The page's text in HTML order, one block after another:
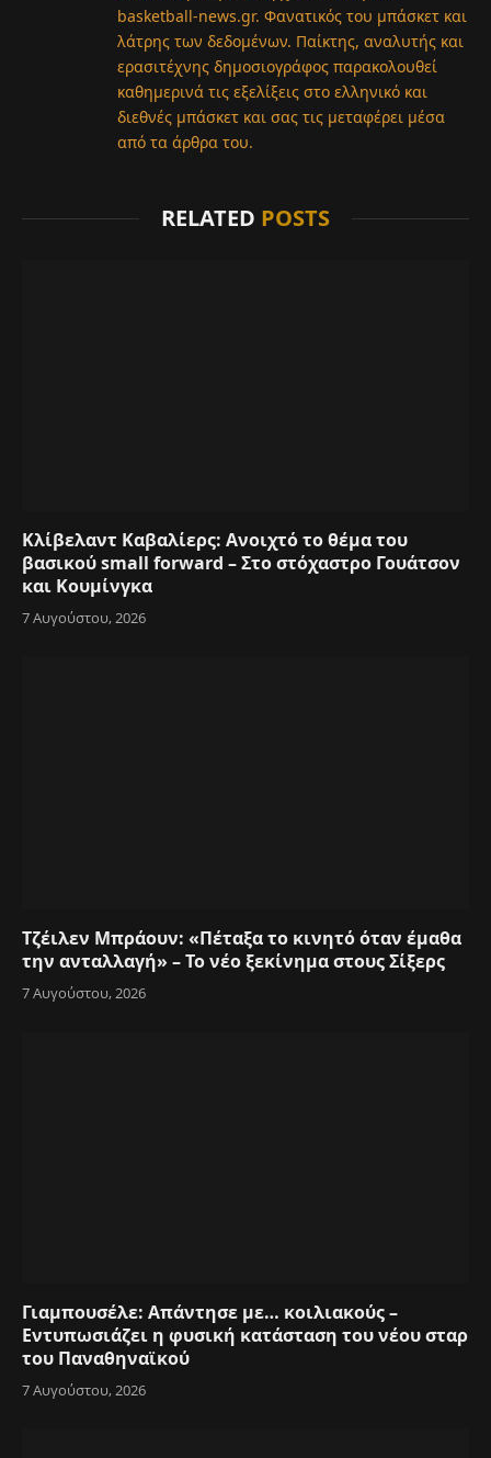
basketball-news.gr. Φανατικός του μπάσκετ και
λάτρης των δεδομένων. Παίκτης, αναλυτής και
ερασιτέχνης δημοσιογράφος παρακολουθεί
καθημερινά τις εξελίξεις στο ελληνικό και
διεθνές μπάσκετ και σας τις μεταφέρει μέσα
από τα άρθρα του.
RELATED POSTS
Κλίβελαντ Καβαλίερς: Ανοιχτό το θέμα του
βασικού small forward – Στο στόχαστρο Γουάτσον
και Κουμίνγκα
7 Αυγούστου, 2026
Τζέιλεν Μπράουν: «Πέταξα το κινητό όταν έμαθα
την ανταλλαγή» – Το νέο ξεκίνημα στους Σίξερς
7 Αυγούστου, 2026
Γιαμπουσέλε: Απάντησε με… κοιλιακούς –
Εντυπωσιάζει η φυσική κατάσταση του νέου σταρ
του Παναθηναϊκού
7 Αυγούστου, 2026